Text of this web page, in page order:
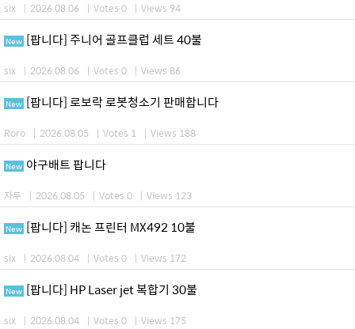
six | 2026.08.06 | Votes 0 | Views 94
New [팝니다] 주니어 골프클럽 세트 40불
six | 2026.08.06 | Votes 0 | Views 86
New [팝니다] 로보락 로봇청소기 판매합니다
Roro | 2026.08.05 | Votes 1 | Views 188
New 야구배트 팝니다
자두 | 2026.08.05 | Votes 0 | Views 123
New [팝니다] 캐논 프린터 MX492 10불
six | 2026.08.04 | Votes 0 | Views 172
New [팝니다] HP Laser jet 복합기 30불
six | 2026.08.04 | Votes 0 | Views 175